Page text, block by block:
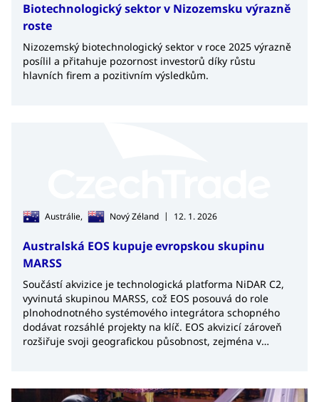
Biotechnologický sektor v Nizozemsku výrazně
roste
Nizozemský biotechnologický sektor v roce 2025 výrazně
posílil a přitahuje pozornost investorů díky růstu
hlavních firem a pozitivním výsledkům.
Austrálie, Nový Zéland | 12. 1. 2026
Australská EOS kupuje evropskou skupinu
MARSS
Součástí akvizice je technologická platforma NiDAR C2,
vyvinutá skupinou MARSS, což EOS posouvá do role
plnohodnotného systémového integrátora schopného
dodávat rozsáhlé projekty na klíč. EOS akvizicí zároveň
rozšiřuje svoji geografickou působnost, zejména v